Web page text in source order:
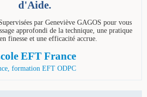
d'Aide.
par Geneviève GAGOS pour vous
approfondi de la technique, une pratique
finesse et une efficacité accrue.
EFT France